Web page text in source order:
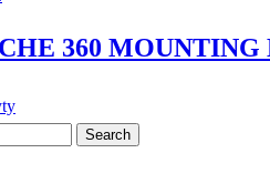
360 MOUNTING
Search